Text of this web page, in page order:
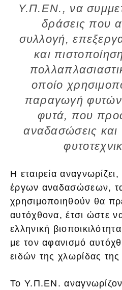
Υ.Π.ΕΝ., να
δράσεις που
συλλογή,
και
οποίο
παραγωγή φυτών.
φυτά, που
αναδασώσεις
Η εταιρεία αναγνωρίζει,
έργων αναδασώσεων,
χρησιμοποιηθούν θα
αυτόχθονα, έτσι ώστε
ελληνική
με τον αφανισμό
ειδών της χλωρίδας
Το Υ.Π.ΕΝ.